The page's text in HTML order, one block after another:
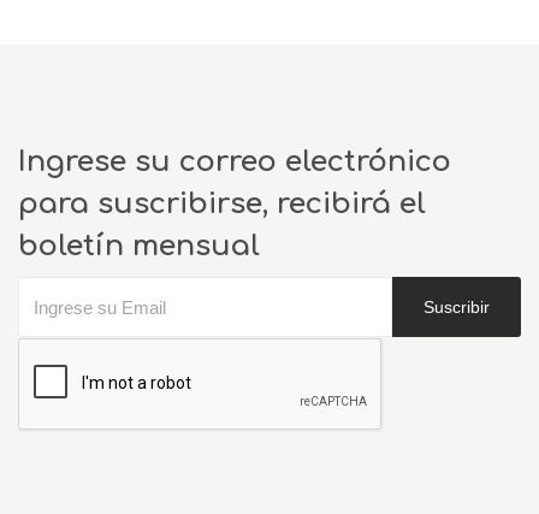
Ingrese su correo electrónico
para suscribirse, recibirá el
boletín mensual
Suscribir